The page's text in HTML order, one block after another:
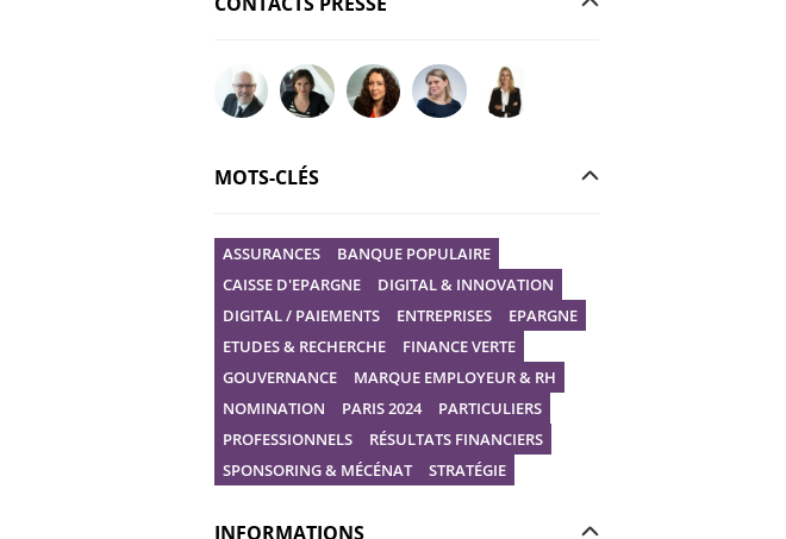
Poser votre question à Christophe GILBERT
Poser votre question à Fanny KERECKI
Poser votre question à Mélissa BOURGUIGNON
Poser votre question à Marine Robin
Poser votre question à Vanessa
MOTS-CLÉS
ASSURANCES
BANQUE POPULAIRE
CAISSE D'EPARGNE
DIGITAL & INNOVATION
DIGITAL / PAIEMENTS
ENTREPRISES
EPARGNE
ETUDES & RECHERCHE
FINANCE VERTE
GOUVERNANCE
MARQUE EMPLOYEUR & RH
NOMINATION
PARIS 2024
PARTICULIERS
PROFESSIONNELS
RÉSULTATS FINANCIERS
SPONSORING & MÉCÉNAT
STRATÉGIE
INFORMATIONS